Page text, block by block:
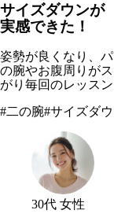
サイズダウンが
実感できた！
姿勢が良くなり、
の腕やお腹周りが
がり毎回のレッス
#二の腕#サイズダ
30代 女性